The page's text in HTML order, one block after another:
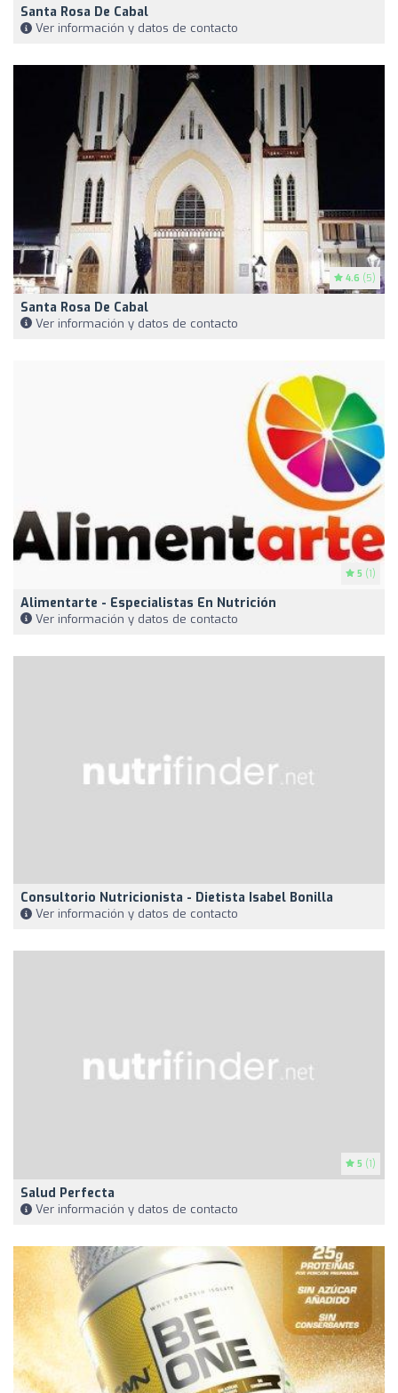
Santa Rosa De Cabal
Ver información y datos de contacto
4.6 (5)
Santa Rosa De Cabal
Ver información y datos de contacto
5 (1)
Alimentarte - Especialistas En Nutrición
Ver información y datos de contacto
Consultorio Nutricionista - Dietista Isabel Bonilla
Ver información y datos de contacto
5 (1)
Salud Perfecta
Ver información y datos de contacto